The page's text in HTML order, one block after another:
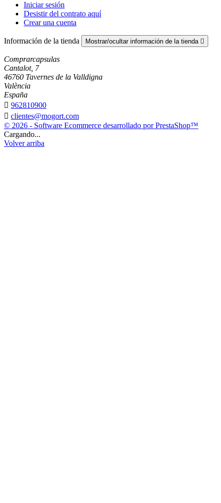
Iniciar sesión
Desistir del contrato aquí
Crear una cuenta
Información de la tienda Mostrar/ocultar información de la tienda 
Comprarcapsulas
Cantalot, 7
46760 Tavernes de la Valldigna
València
España
 962810900
 clientes@mogort.com
© 2026 - Software Ecommerce desarrollado por PrestaShop™
Cargando...
Volver arriba